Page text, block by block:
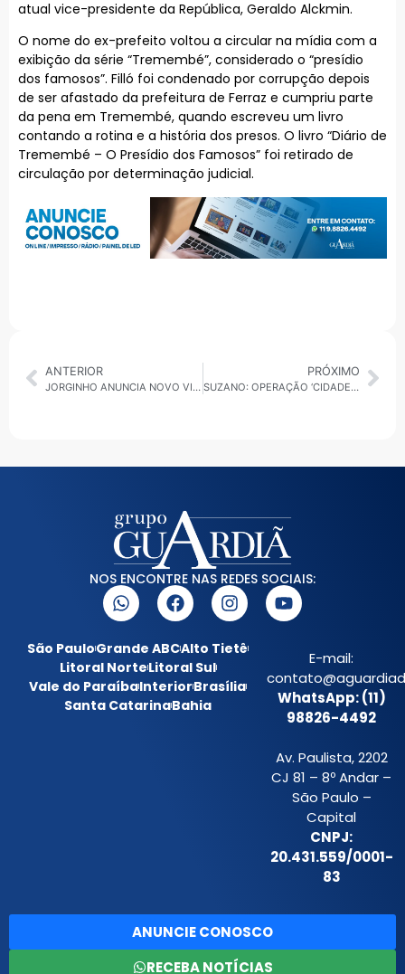
atual vice-presidente da República, Geraldo Alckmin.
O nome do ex-prefeito voltou a circular na mídia com a
exibição da série “Tremembé”, considerado o “presídio
dos famosos”. Filló foi condenado por corrupção depois
de ser afastado da prefeitura de Ferraz e cumpriu parte
da pena em Tremembé, quando escreveu um livro
contando a rotina e a história dos presos. O livro “Diário de
Tremembé – O Presídio dos Famosos” foi retirado de
circulação por determinação judicial.
ANTERIOR
JORGINHO ANUNCIA NOVO VICE PARA REELEIÇÃO E MDB REAGE: BASTIDORES DA RUPTURA EM SC
PRÓXIMO
SUZANO: OPERAÇÃO ‘CIDADE E ORDEM’ FECHA QUATRO ESTABELECIMENTOS NO FINAL DE SEMANA
NOS ENCONTRE NAS REDES SOCIAIS:
São PauloGrande ABCAlto Tietê
Litoral NorteLitoral Sul
Vale do ParaíbaInteriorBrasília
Santa CatarinaBahia
E-mail:
WhatsApp: (11)
98826-4492
Av. Paulista, 2202
CJ 81 – 8º Andar –
São Paulo –
Capital
CNPJ:
20.431.559/0001-
83
ANUNCIE CONOSCO
RECEBA NOTÍCIAS